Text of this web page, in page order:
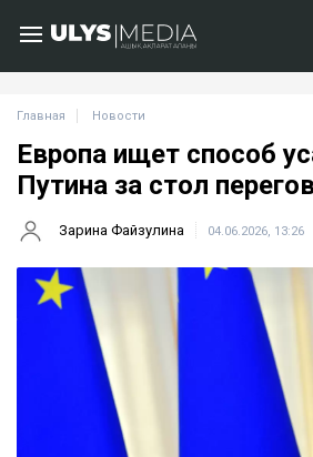
Главная Новости
Европа ищет способ
Путина за стол
Зарина Файзулина 04.06.2026, 13:26